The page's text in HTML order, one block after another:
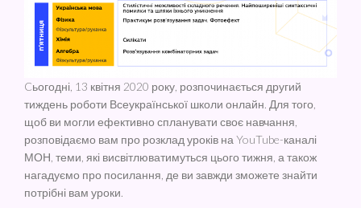
Cьогодні, 13 квітня 2020 року, розпочинається другий
тиждень роботи Всеукраїнської школи онлайн. Для того,
щоб ви могли ефективно спланувати своє навчання,
розповідаємо вам про розклад уроків на YouTube-каналі
МОН, теми, які висвітлюватимуться цього тижня, а також
нагадуємо про посилання, де ви завжди зможете знайти
потрібні вам уроки.